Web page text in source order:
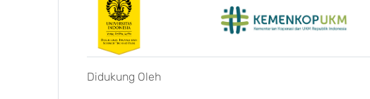
Didukung Oleh